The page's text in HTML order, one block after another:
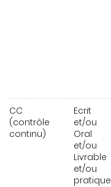
CC
(contrôle
continu)
Ecrit
et/ou
Oral
et/ou
Livrable
et/ou
pratique